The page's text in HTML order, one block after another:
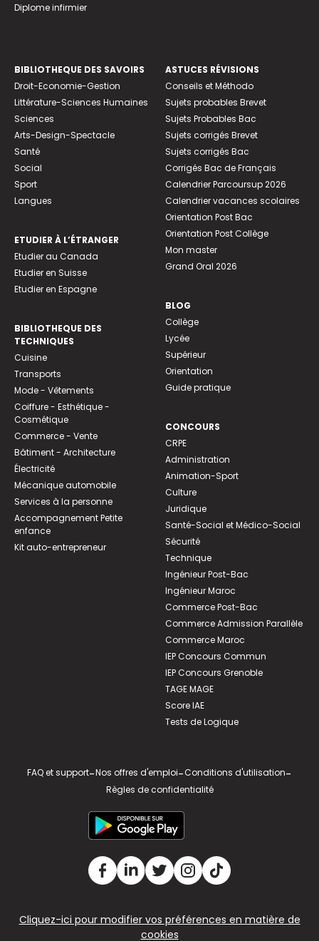
Diplome infirmier
BIBLIOTHEQUE DES SAVOIRS
Droit-Economie-Gestion
Littérature-Sciences Humaines
Sciences
Arts-Design-Spectacle
Santé
Social
Sport
Langues
ETUDIER À L’ÉTRANGER
Etudier au Canada
Etudier en Suisse
Etudier en Espagne
BIBLIOTHEQUE DES
TECHNIQUES
Cuisine
Transports
Mode - Vêtements
Coiffure - Esthétique -
Cosmétique
Commerce - Vente
Bâtiment - Architecture
Électricité
Mécanique automobile
Services à la personne
Accompagnement Petite
enfance
Kit auto-entrepreneur
ASTUCES RÉVISIONS
Conseils et Méthodo
Sujets probables Brevet
Sujets Probables Bac
Sujets corrigés Brevet
Sujets corrigés Bac
Corrigés Bac de Français
Calendrier Parcoursup 2026
Calendrier vacances scolaires
Orientation Post Bac
Orientation Post Collège
Mon master
Grand Oral 2026
BLOG
Collège
Lycée
Supérieur
Orientation
Guide pratique
CONCOURS
CRPE
Administration
Animation-Sport
Culture
Juridique
Santé-Social et Médico-Social
Sécurité
Technique
Ingénieur Post-Bac
Ingénieur Maroc
Commerce Post-Bac
Commerce Admission Parallèle
Commerce Maroc
IEP Concours Commun
IEP Concours Grenoble
TAGE MAGE
Score IAE
Tests de Logique
FAQ et support-Nos offres d'emploi-Conditions d'utilisation-
Règles de confidentialité
Cliquez-ici pour modifier vos préférences en matière de
cookies